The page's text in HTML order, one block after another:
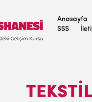
Anasayfa
SSS